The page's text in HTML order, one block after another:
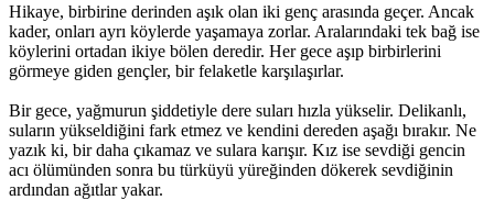
Hikaye, birbirine derinden aşık olan iki genç arasında geçer. Ancak
kader, onları ayrı köylerde yaşamaya zorlar. Aralarındaki tek bağ ise
köylerini ortadan ikiye bölen deredir. Her gece aşıp birbirlerini
görmeye giden gençler, bir felaketle karşılaşırlar.
Bir gece, yağmurun şiddetiyle dere suları hızla yükselir. Delikanlı,
suların yükseldiğini fark etmez ve kendini dereden aşağı bırakır. Ne
yazık ki, bir daha çıkamaz ve sulara karışır. Kız ise sevdiği gencin
acı ölümünden sonra bu türküyü yüreğinden dökerek sevdiğinin
ardından ağıtlar yakar.